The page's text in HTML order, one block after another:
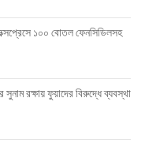
১০০ বোতল ফেনসিডিলসহ
সুনাম রক্ষায় ফুয়াদের বিরুদ্ধে ব্যবস্থা